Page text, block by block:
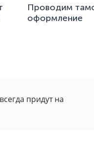
Проводим
оформление
придут на